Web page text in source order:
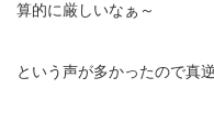
算的に厳しいなぁ～
という声が多かったので真